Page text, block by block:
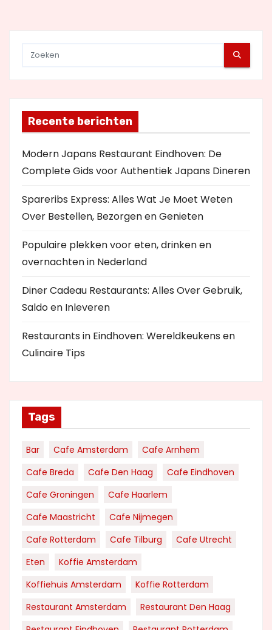
Recente berichten
Modern Japans Restaurant Eindhoven: De
Complete Gids voor Authentiek Japans Dineren
Spareribs Express: Alles Wat Je Moet Weten
Over Bestellen, Bezorgen en Genieten
Populaire plekken voor eten, drinken en
overnachten in Nederland
Diner Cadeau Restaurants: Alles Over Gebruik,
Saldo en Inleveren
Restaurants in Eindhoven: Wereldkeukens en
Culinaire Tips
Tags
Bar Cafe Amsterdam
Cafe Arnhem
Cafe Breda
Cafe Den Haag
Cafe Eindhoven
Cafe Groningen
Cafe Haarlem
Cafe Maastricht
Cafe Nijmegen
Cafe Rotterdam
Cafe Tilburg
Cafe Utrecht
Eten
Koffie Amsterdam
Koffiehuis Amsterdam
Koffie Rotterdam
Restaurant Amsterdam
Restaurant Den Haag